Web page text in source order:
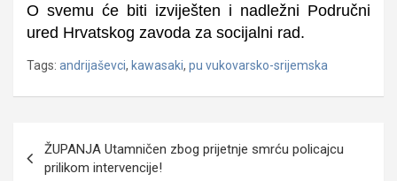
O svemu će biti izviješten i nadležni Područni
ured Hrvatskog zavoda za socijalni rad.
Tags: andrijaševci, kawasaki, pu vukovarsko-srijemska
Navigacija
objava
ŽUPANJA Utamničen zbog prijetnje smrću policajcu
prilikom intervencije!